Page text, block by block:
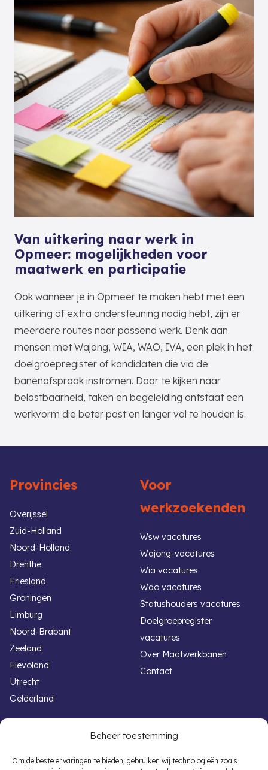
Beheer toestemming
Om de beste ervaringen te bieden, gebruiken wij technologieën zoals
Van uitkering naar werk in
Opmeer: mogelijkheden voor
maatwerk en participatie
Ook wanneer je in Opmeer te maken hebt met een
uitkering of extra ondersteuning nodig hebt, zijn er
meerdere routes naar passend werk. Denk aan
mensen met Wajong, WIA, WAO, IVA, een plek in het
doelgroepregister of kandidaten die via de
banenafspraak instromen. Door te kijken naar
belastbaarheid, taken en begeleiding ontstaat een
werkvorm die beter past en langer vol te houden is.
Provincies
Overijssel
Zuid-Holland
Noord-Holland
Drenthe
Friesland
Groningen
Limburg
Noord-Brabant
Zeeland
Flevoland
Utrecht
Gelderland
Voor
werkzoekenden
Wsw vacatures
Wajong-vacatures
Wia vacatures
Wao vacatures
Statushouders vacatures
Doelgroepregister
vacatures
Over Maatwerkbanen
Contact
Handige links
Werken met een beperking
Voor werkgevers
Banenafspraak